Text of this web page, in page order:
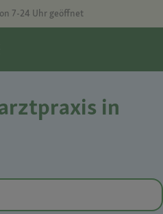
7-24 Uhr geöffnet
in